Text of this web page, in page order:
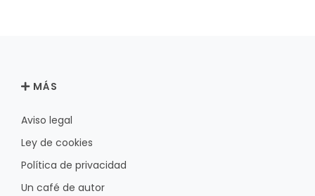
MÁS
Aviso legal
Ley de cookies
Política de privacidad
Un café de autor